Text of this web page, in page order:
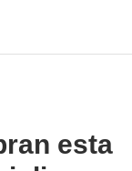
esta